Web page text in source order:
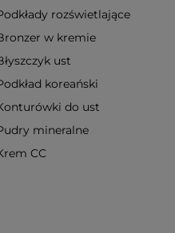
rozświetlające
w kremie
ust
koreański
do ust
mineralne
CC